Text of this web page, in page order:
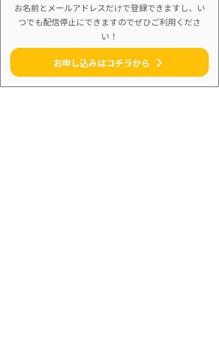
お名前とメールアドレスだけで登録できますし、い
つでも配信停止にできますのでぜひご利用くださ
い！
お申し込みはコチラから